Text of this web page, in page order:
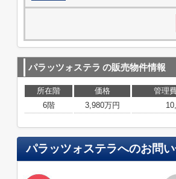
パラッツォステラ の販売物件情報
所在階 価格 管理
6階
3,980万円
パラッツォステラへのお問